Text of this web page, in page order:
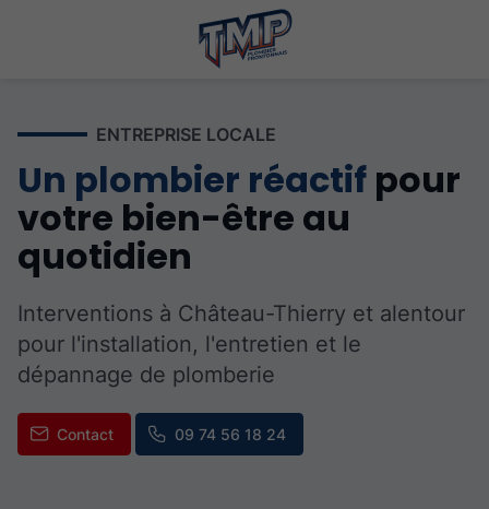
ENTREPRISE LOCALE
Un plombier réactif pour
votre bien-être au
quotidien
Interventions à Château-Thierry et alentour
pour l'installation, l'entretien et le
dépannage de plomberie
Contact 09 74 56 18 24